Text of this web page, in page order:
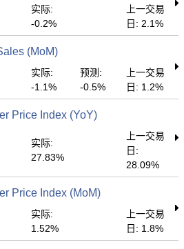
实际:
-0.2%
上一交易
日: 2.1%
(MoM)
实际:
-1.1%
预测:
-0.5%
上一交易
日: 1.2%
Price Index (YoY)
实际:
27.83%
上一交易
日:
28.09%
Price Index (MoM)
实际:
1.52%
上一交易
日: 1.8%